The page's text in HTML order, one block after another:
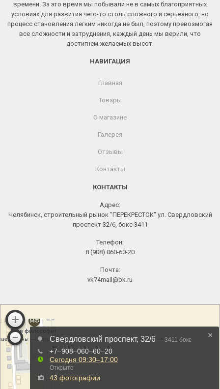
времени. За это время мы побывали не в самых благоприятных
условиях для развития чего-то столь сложного и серьезного, но
процесс становления легким никогда не был, поэтому превозмогая
все сложности и затруднения, каждый день мы верили, что
достигнем желаемых высот.
НАВИГАЦИЯ
Главная
Товары
О магазине
Галерея
Отзывы
Контакты
КОНТАКТЫ
Адрес:
Челябинск, строительный рынок "ПЕРЕКРЕСТОК" ул. Свердловский
проспект 32/6, бокс 3411
Телефон:
8 (908) 060-60-20
Почта:
vk74mail@bk.ru